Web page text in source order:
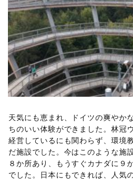
天気にも恵まれ、ドイツの爽やか
ちのいい体験ができました。林冠
経営しているにも関わらず、環境
だ施設でした。今はこのような施
８か所あり、もうすぐカナダに９
でした。日本にもできれば、人気